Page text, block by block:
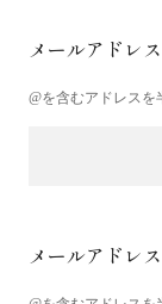
メールアドレス
@を含むアドレス
メールアドレ